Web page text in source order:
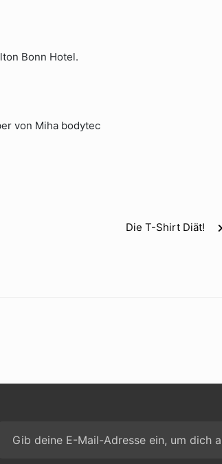
Bonn Hotel.
von Miha bodytec
Die T-Shirt Diät!